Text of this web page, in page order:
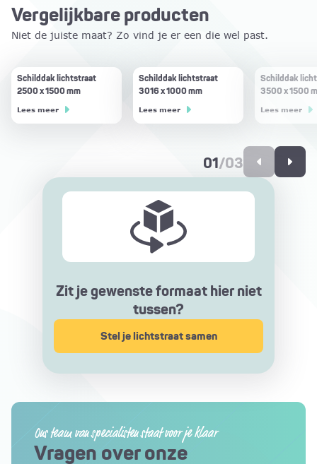
Vergelijkbare producten
Niet de juiste maat? Zo vind je er een die wel past.
Schilddak lichtstraat
2500 x 1500 mm
Lees meer
Schilddak lichtstraat
3016 x 1000 mm
Lees meer
Schilddak
3500 x 1500
Lees meer
01/03
Zit je gewenste formaat hier niet
tussen?
Stel je lichtstraat samen
Ons team van specialisten staat voor je klaar
Vragen over onze